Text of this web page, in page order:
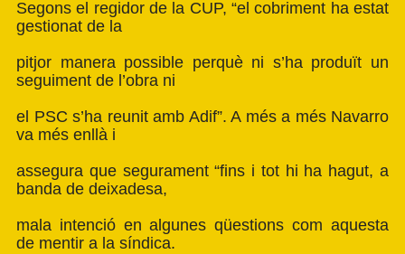
Segons el regidor de la CUP, “el cobriment ha estat
gestionat de la
pitjor manera possible perquè ni s’ha produït un
seguiment de l’obra ni
el PSC s’ha reunit amb Adif”. A més a més Navarro
va més enllà i
assegura que segurament “fins i tot hi ha hagut, a
banda de deixadesa,
mala intenció en algunes qüestions com aquesta
de mentir a la síndica.